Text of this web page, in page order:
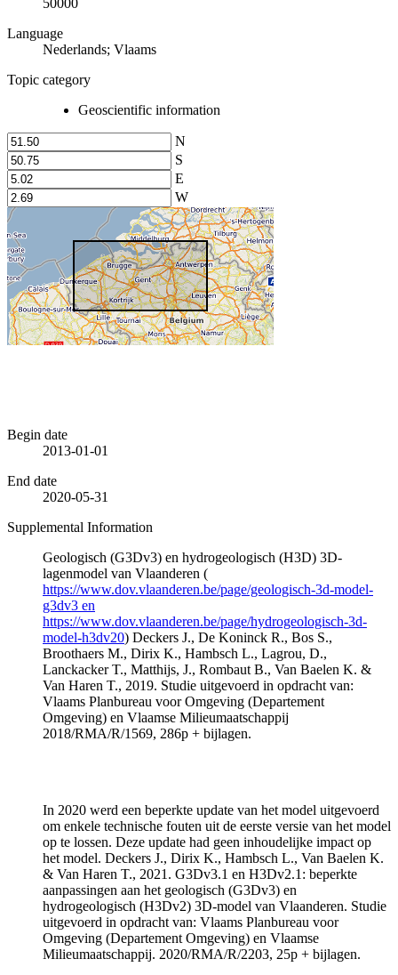
Language
Nederlands; Vlaams
Topic category
Geoscientific information
N
S
E
W
Begin date
2013-01-01
End date
2020-05-31
Supplemental Information
Geologisch (G3Dv3) en hydrogeologisch (H3D) 3D-
lagenmodel van Vlaanderen (
https://www.dov.vlaanderen.be/page/geologisch-3d-model-
g3dv3 en
https://www.dov.vlaanderen.be/page/hydrogeologisch-3d-
model-h3dv20) Deckers J., De Koninck R., Bos S.,
Broothaers M., Dirix K., Hambsch L., Lagrou, D.,
Lanckacker T., Matthijs, J., Rombaut B., Van Baelen K. &
Van Haren T., 2019. Studie uitgevoerd in opdracht van:
Vlaams Planbureau voor Omgeving (Departement
Omgeving) en Vlaamse Milieumaatschappij
2018/RMA/R/1569, 286p + bijlagen.
In 2020 werd een beperkte update van het model uitgevoerd
om enkele technische fouten uit de eerste versie van het model
op te lossen. Deze update had geen inhoudelijke impact op
het model. Deckers J., Dirix K., Hambsch L., Van Baelen K.
& Van Haren T., 2021. G3Dv3.1 en H3Dv2.1: beperkte
aanpassingen aan het geologisch (G3Dv3) en
hydrogeologisch (H3Dv2) 3D-model van Vlaanderen. Studie
uitgevoerd in opdracht van: Vlaams Planbureau voor
Omgeving (Departement Omgeving) en Vlaamse
Milieumaatschappij. 2020/RMA/R/2203, 25p + bijlagen.